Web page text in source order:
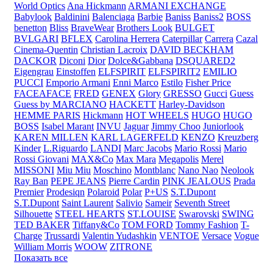
World Optics Ana Hickmann ARMANI EXCHANGE
Babylook Baldinini Balenciaga Barbie Baniss Baniss2 BOSS
benetton Bliss BraveWear Brothers Look BULGET
BVLGARI BFLEX Carolina Herrera Caterpillar Carrera Cazal
Cinema-Quentin Christian Lacroix DAVID BECKHAM
DACKOR Diconi Dior Dolce&Gabbana DSQUARED2
Eigengrau Einstoffen ELFSPIRIT ELFSPIRIT2 EMILIO
PUCCI Emporio Armani Enni Marco Estilo Fisher Price
FACEAFACE FRED GENEX Glory GRESSO Gucci Guess
Guess by MARCIANO HACKETT Harley-Davidson
HEMME PARIS Hickmann HOT WHEELS HUGO HUGO
BOSS Isabel Marant INVU Jaguar Jimmy Choo Juniorlook
KAREN MILLEN KARL LAGERFELD KENZO Kreuzberg
Kinder L.Riguardo LANDI Marc Jacobs Mario Rossi Mario
Rossi Giovani MAX&Co Max Mara Megapolis Merel
MISSONI Miu Miu Moschino Montblanc Nano Nao Neolook
Ray Ban PEPE JEANS Pierre Cardin PINK JEALOUS Prada
Premier Prodesiqn Polaroid Polar P+US S.T.Dupont
S.T.Dupont Saint Laurent Salivio Sameir Seventh Street
Silhouette STEEL HEARTS ST.LOUISE Swarovski SWING
TED BAKER Tiffany&Co TOM FORD Tommy Fashion T-
Charge Trussardi Valentin Yudashkin VENTOE Versace Vogue
William Morris WOOW ZITRONE
Показать все